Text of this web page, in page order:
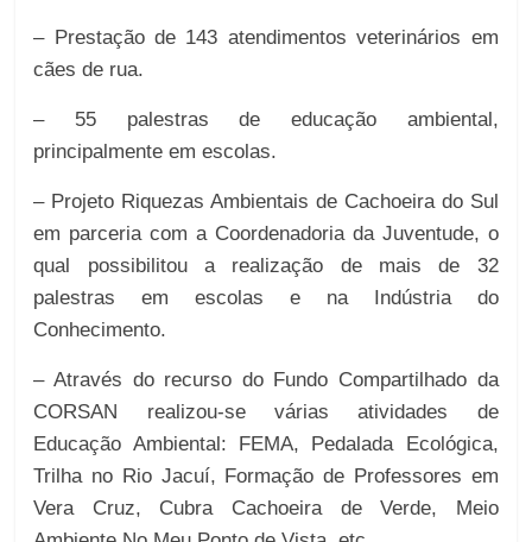
– Prestação de 143 atendimentos veterinários em
cães de rua.
– 55 palestras de educação ambiental,
principalmente em escolas.
– Projeto Riquezas Ambientais de Cachoeira do Sul
em parceria com a Coordenadoria da Juventude, o
qual possibilitou a realização de mais de 32
palestras em escolas e na Indústria do
Conhecimento.
– Através do recurso do Fundo Compartilhado da
CORSAN realizou-se várias atividades de
Educação Ambiental: FEMA, Pedalada Ecológica,
Trilha no Rio Jacuí, Formação de Professores em
Vera Cruz, Cubra Cachoeira de Verde, Meio